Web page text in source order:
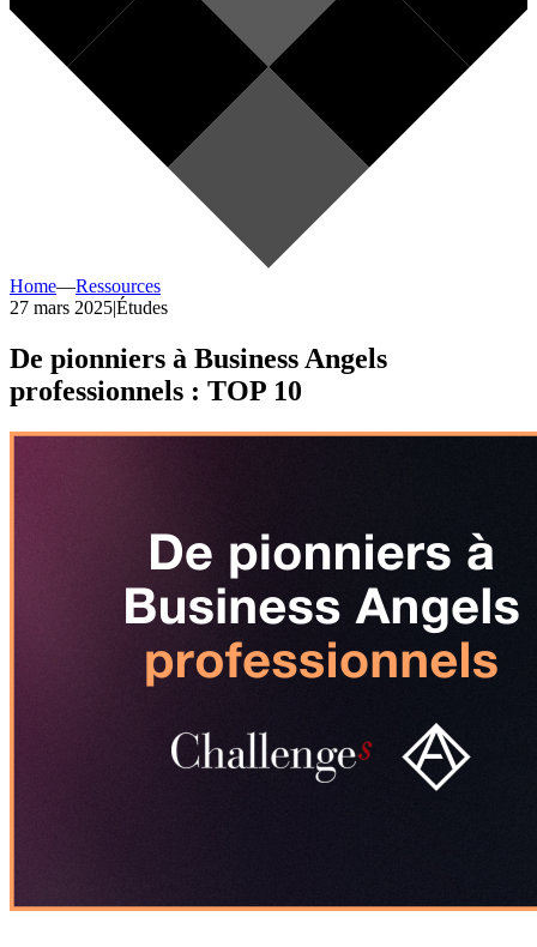
Home—Ressources
27 mars 2025|Études
De pionniers à Business Angels
professionnels : TOP 10